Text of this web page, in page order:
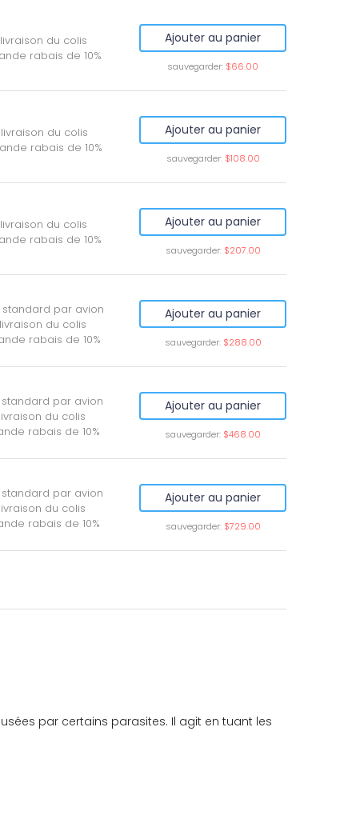
du colis
rabais de 10%
Ajouter au panier
sauvegarder: $66.00
du colis
rabais de 10%
Ajouter au panier
sauvegarder: $108.00
du colis
rabais de 10%
Ajouter au panier
sauvegarder: $207.00
par avion
du colis
rabais de 10%
Ajouter au panier
sauvegarder: $288.00
par avion
du colis
rabais de 10%
Ajouter au panier
sauvegarder: $468.00
par avion
du colis
rabais de 10%
Ajouter au panier
sauvegarder: $729.00
par certains parasites. Il agit en tuant les